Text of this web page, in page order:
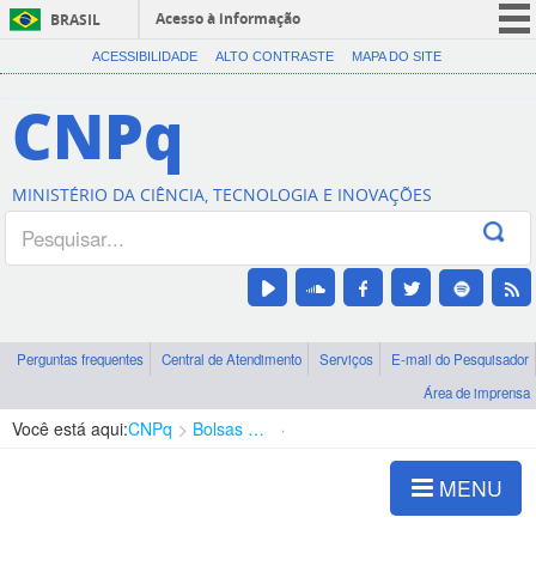
BRASIL
Acesso à informação
CORONAVÍRUS (COVID-19)
Canais
ACESSIBILIDADE ALTO CONTRASTE MAPA DO SITE
CNPq
MINISTÉRIO DA CIÊNCIA, TECNOLOGIA E INOVAÇÕES
Perguntas frequentes Central de Atendimento Serviços
E-mail do Pesquisador
Área de imprensa
Você está aqui:CNPq Bolsas e Auxílios Vigentes
MENU